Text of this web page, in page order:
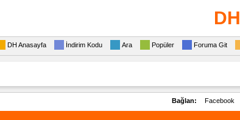
DH
DH Anasayfa İndirim Kodu Ara Popüler Foruma Git
Bağlan: Facebook